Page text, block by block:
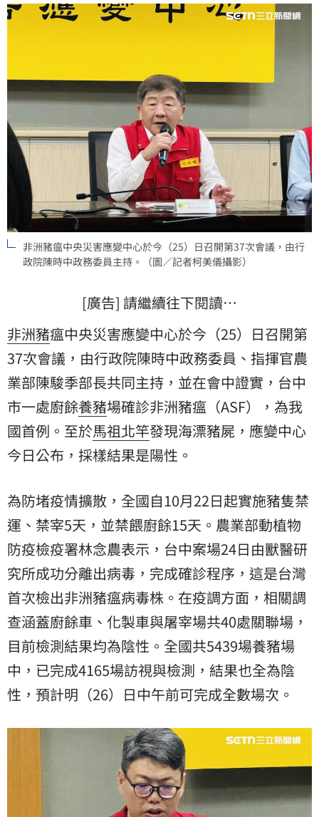
非洲豬瘟中央災害應變中心於今（25）日召開第37次會議，由行
政院陳時中政務委員主持。（圖／記者柯美儀攝影）
[廣告] 請繼續往下閱讀…
非洲豬瘟中央災害應變中心於今（25）日召開第
37次會議，由行政院陳時中政務委員、指揮官農
業部陳駿季部長共同主持，並在會中證實，台中
市一處廚餘養豬場確診非洲豬瘟（ASF），為我
國首例。至於馬祖北竿發現海漂豬屍，應變中心
今日公布，採樣結果是陽性。
為防堵疫情擴散，全國自10月22日起實施豬隻禁
運、禁宰5天，並禁餵廚餘15天。農業部動植物
防疫檢疫署林念農表示，台中案場24日由獸醫研
究所成功分離出病毒，完成確診程序，這是台灣
首次檢出非洲豬瘟病毒株。在疫調方面，相關調
查涵蓋廚餘車、化製車與屠宰場共40處關聯場，
目前檢測結果均為陰性。全國共5439場養豬場
中，已完成4165場訪視與檢測，結果也全為陰
性，預計明（26）日中午前可完成全數場次。